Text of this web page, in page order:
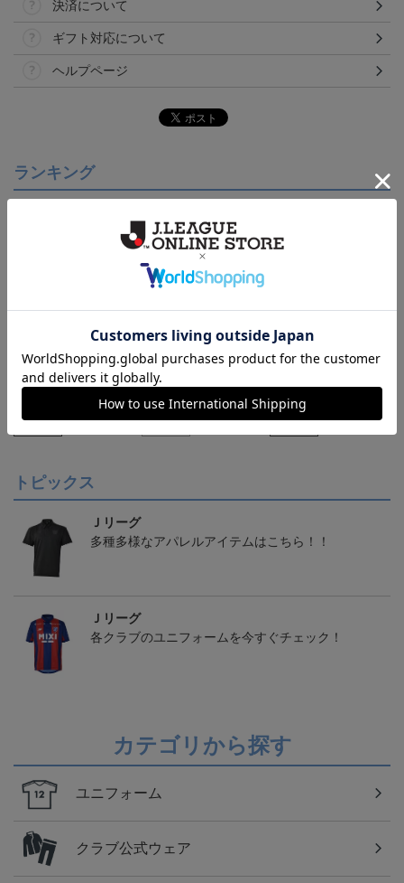
決済について
ギフト対応について
ヘルプページ
ランキング
【S～4XL】2026/27ユニ
フォーム オーセンティッ
クモデル:FP1st
21,450円～25,950円
【S～4XL】2026/27ユニ
フォーム オーセンティッ
21,450円～25,950円
【S～4XL】2026/27ユニ
フォーム オーセンティッ
21,450円～25,950円
トピックス
Ｊリーグ
多種多様なアパレルアイテムはこちら！！
Ｊリーグ
各クラブのユニフォームを今すぐチェック！
カテゴリから探す
ユニフォーム
クラブ公式ウェア